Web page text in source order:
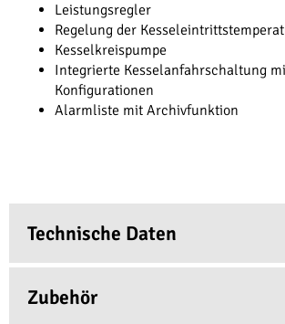
Leistungsregler
Regelung der
Kesselkreispumpe
Integrierte Kesselanfahrschaltung
Konfigurationen
Alarmliste mit Archivfunktion
Technische Daten
Technische Daten
Zubehör